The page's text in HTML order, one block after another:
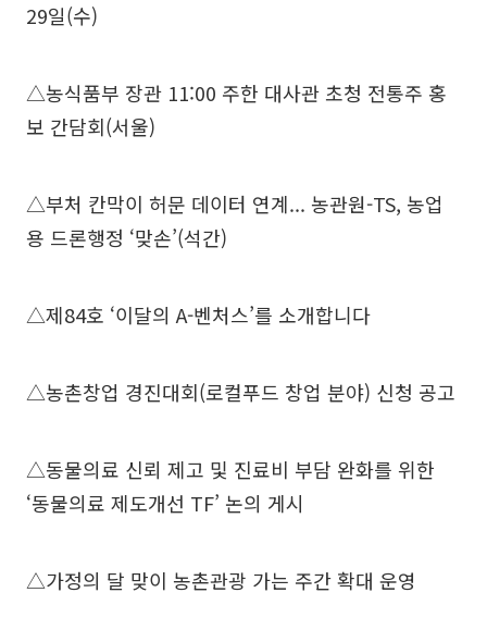
29일(수)
△농식품부 장관 11:00 주한 대사관 초청 전통주 홍
보 간담회(서울)
△부처 칸막이 허문 데이터 연계... 농관원-TS, 농업
용 드론행정 ‘맞손’(석간)
△제84호 ‘이달의 A-벤처스’를 소개합니다
△농촌창업 경진대회(로컬푸드 창업 분야) 신청 공고
△동물의료 신뢰 제고 및 진료비 부담 완화를 위한
‘동물의료 제도개선 TF’ 논의 게시
△가정의 달 맞이 농촌관광 가는 주간 확대 운영